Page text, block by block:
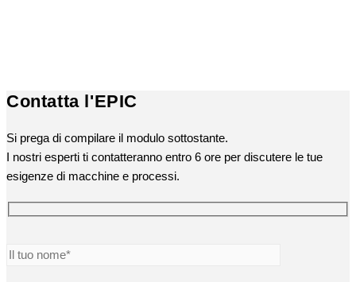
Contatta l'EPIC
Si prega di compilare il modulo sottostante.
I nostri esperti ti contatteranno entro 6 ore per discutere le tue
esigenze di macchine e processi.